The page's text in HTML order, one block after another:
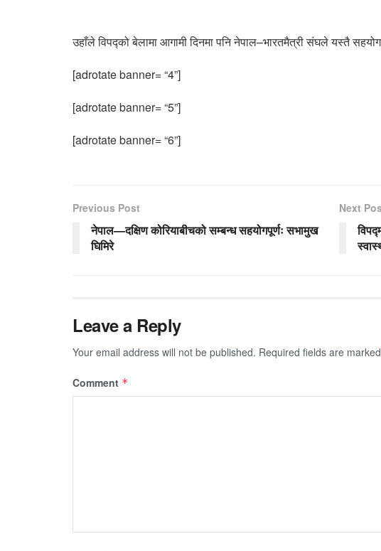
उहाँले विपद्को बेलामा आगामी दिनमा पनि नेपाल–भारतमैत्री संघले यस्तै सहयोग
[adrotate banner= “4”]
[adrotate banner= “5”]
[adrotate banner= “6”]
Previous Post
नेपाल—दक्षिण कोरियाबीचको सम्बन्ध सहयोगपूर्णः सभामुख
घिमिरे
Next
Leave a Reply
Your email address will not be published. Required fields are marked
Comment *